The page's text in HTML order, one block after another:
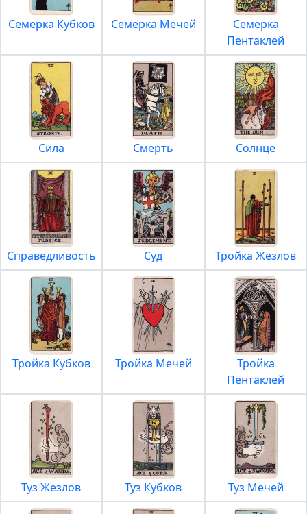
Семерка Кубков Семерка Мечей
Семерка
Пентаклей
Сила Смерть Солнце
Справедливость Суд Тройка Жезлов
Тройка Кубков Тройка Мечей
Тройка
Пентаклей
Туз Жезлов Туз Кубков Туз Мечей